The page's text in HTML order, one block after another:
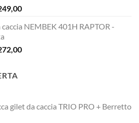
€229,00.
Il
attuale
€249,00.
NEMBEK 401H RAPTOR -
Il
gilet da caccia TRIO PRO + Berretto